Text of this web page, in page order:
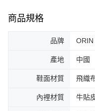
商品規格
品牌 ORIN
產地 中國
鞋面材質 飛織
內裡材質 牛貼